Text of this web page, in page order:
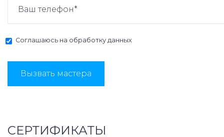
Соглашаюсь на обработку данных
Вызвать мастера
СЕРТИФИКАТЫ